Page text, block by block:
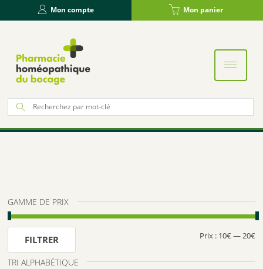
Mon compte Mon panier
:
GAMME DE PRIX
FILTRER Prix : 10€—20€
TRI ALPHABÉTIQUE
Panneau de gestion des cookies